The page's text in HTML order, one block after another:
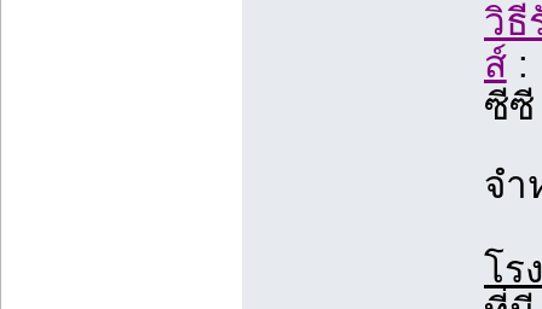
วิธี
ส์:
ซีซี
จำ
โร